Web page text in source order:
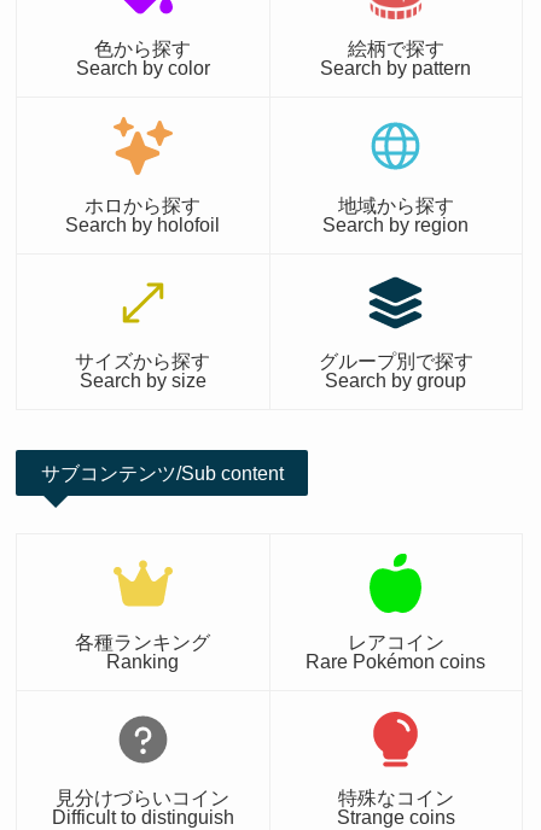
色から探す
Search by color
絵柄で探す
Search by pattern
ホロから探す
Search by holofoil
地域から探す
Search by region
サイズから探す
Search by size
グループ別で探す
Search by group
サブコンテンツ/Sub content
各種ランキング
Ranking
レアコイン
Rare Pokémon coins
見分けづらいコイン
Difficult to distinguish
特殊なコイン
Strange coins